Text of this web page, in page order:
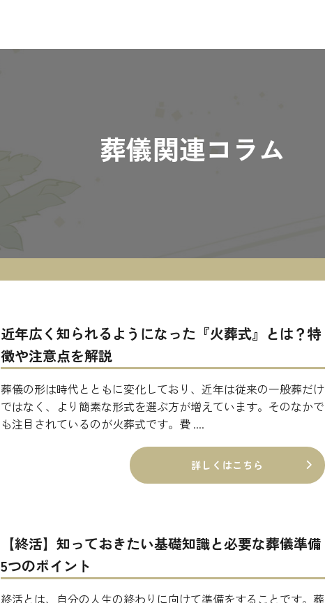
葬儀関連コラム
近年広く知られるようになった『火葬式』とは？特
徴や注意点を解説
葬儀の形は時代とともに変化しており、近年は従来の一般葬だけ
ではなく、より簡素な形式を選ぶ方が増えています。そのなかで
も注目されているのが火葬式です。費 ....
詳しくはこちら
【終活】知っておきたい基礎知識と必要な葬儀準備
5つのポイント
終活とは、自分の人生の終わりに向けて準備をすることです。葬